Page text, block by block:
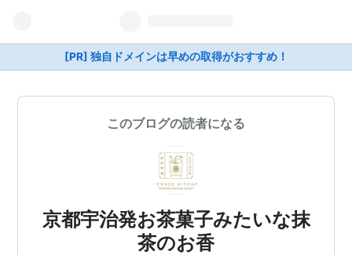
[PR] 独自ドメインは早めの取得がおすすめ！
このブログの読者になる
京都宇治発お茶菓子みたいな抹
茶のお香